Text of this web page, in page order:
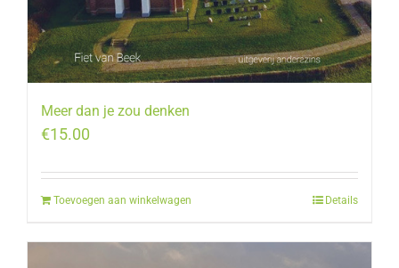
Meer dan je zou denken
€15.00
Toevoegen aan winkelwagen Details